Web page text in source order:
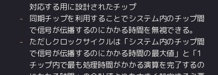
対応する用に設計されたチップ
同期チップを利用することでシステム内のチップ間
で信号が伝播するのにかかる時間を無視できる。
ただしクロックサイクルは「システム内のチップ間
で信号が伝播するのにかかる時間の最大値」と「1
チップ内で最も処理時間がかかる演算を完了するの